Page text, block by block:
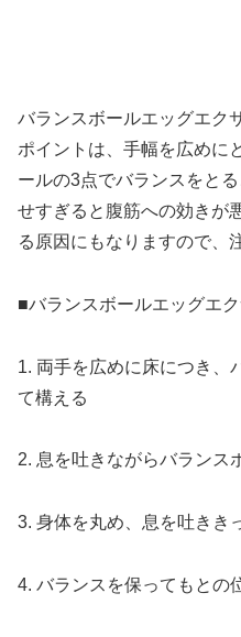
バランスボールエッグエク
ポイントは、手幅を広めに
ールの3点でバランスをと
せすぎると腹筋への効きが
る原因にもなりますので、
■バランスボールエッグエ
1. 両手を広めに床につき、
て構える
2. 息を吐きながらバランス
3. 身体を丸め、息を吐きき
4. バランスを保ってもとの